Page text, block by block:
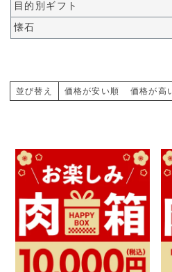
目的別ギフト
懐石
並び替え 価格が安い順 価格が高